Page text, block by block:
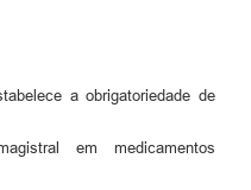
a obrigatoriedade de
em medicamentos